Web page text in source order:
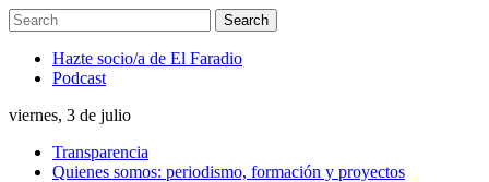
Hazte socio/a de El Faradio
Podcast
viernes, 3 de julio
Transparencia
Quienes somos: periodismo, formación y proyectos